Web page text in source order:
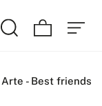
Arte - Best friends